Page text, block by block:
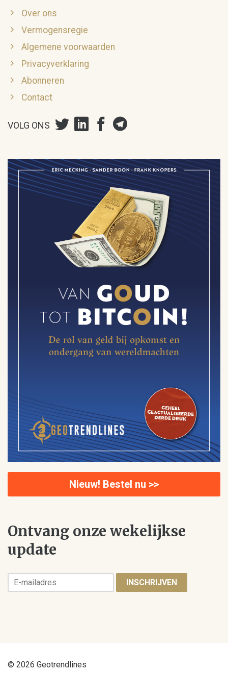
Over ons
Vermogensregie
Algemene voorwaarden
Privacyverklaring
Abonneren
Contact
VOLG ONS
Nieuw! Bestel nu >>
Ontvang onze wekelijkse
update
INSCHRIJVEN
© 2026 Geotrendlines